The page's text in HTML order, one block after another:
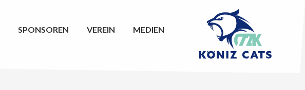
SPONSOREN VEREIN
MEDIEN